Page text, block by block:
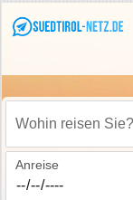
Wohin reisen Sie?
Anreise